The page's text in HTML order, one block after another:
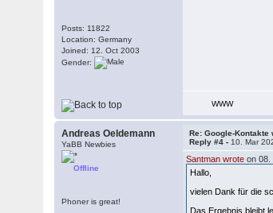
Posts: 11822
Location: Germany
Joined: 12. Oct 2003
Gender:
WWW
Andreas Oeldemann
YaBB Newbies
Offline
Phoner is great!
Re: Google-
Reply #4 - 10. Mar
Santman wrote on 08.
Hallo,
vielen Dank für die
Das Ergebnis bleibt